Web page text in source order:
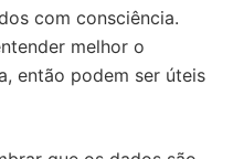
com consciência.
melhor o
então podem ser úteis